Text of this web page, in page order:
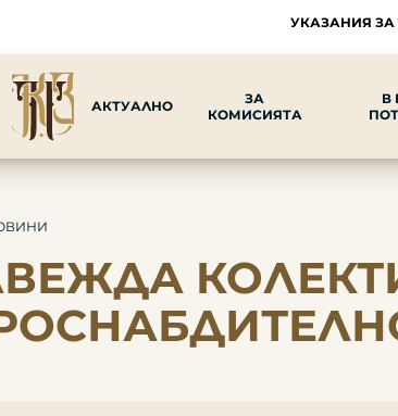
УКАЗАНИЯ ЗА
АКТУАЛНО
ЗА
КОМИСИЯТА
В